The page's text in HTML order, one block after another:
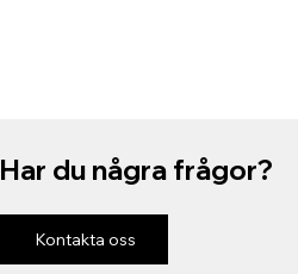
Har du några frågor?
Kontakta oss